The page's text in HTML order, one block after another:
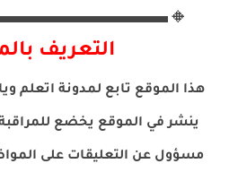
التعريف
هذا الموقع تابع لمدونة اتعلم
ينشر في الموقع يخضع
مسؤول عن التعليقات على